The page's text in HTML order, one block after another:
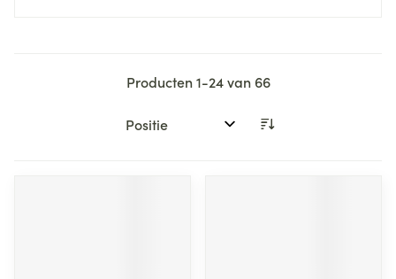
Producten1-24van 66
Sorteer op: